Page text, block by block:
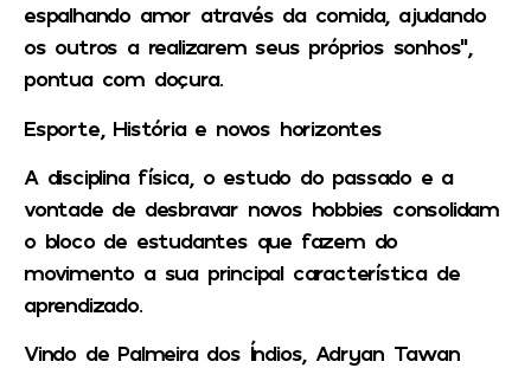
espalhando amor através da comida, ajudando
os outros a realizarem seus próprios sonhos”,
pontua com doçura.
Esporte, História e novos horizontes
A disciplina física, o estudo do passado e a
vontade de desbravar novos hobbies consolidam
o bloco de estudantes que fazem do
movimento a sua principal característica de
aprendizado.
Vindo de Palmeira dos Índios, Adryan Tawan